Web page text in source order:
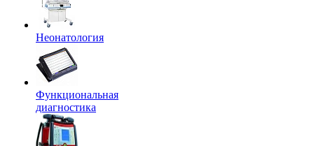
Неонатология
Функциональная
диагностика